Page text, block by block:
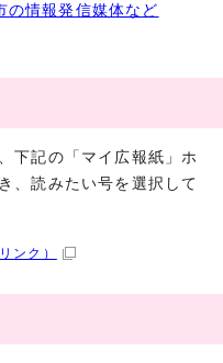
の情報発信媒体など
下記の「マイ広報紙」ホ
、読みたい号を選択して
ンク）